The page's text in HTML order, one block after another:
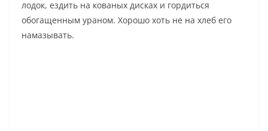
лодок, ездить на кованых дисках и гордиться
обогащенным ураном. Хорошо хоть не на хлеб его
намазывать.